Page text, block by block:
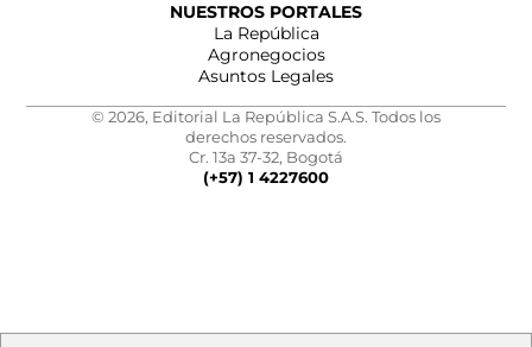
NUESTROS PORTALES
La República
Agronegocios
Asuntos Legales
© 2026, Editorial La República S.A.S. Todos los
derechos reservados.
Cr. 13a 37-32, Bogotá
(+57) 1 4227600